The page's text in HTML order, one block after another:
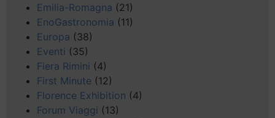
Emilia-Romagna (21)
EnoGastronomia (11)
Europa (38)
Eventi (35)
Fiera Rimini (4)
First Minute (12)
Florence Exhibition (4)
Forum Viaggi (13)